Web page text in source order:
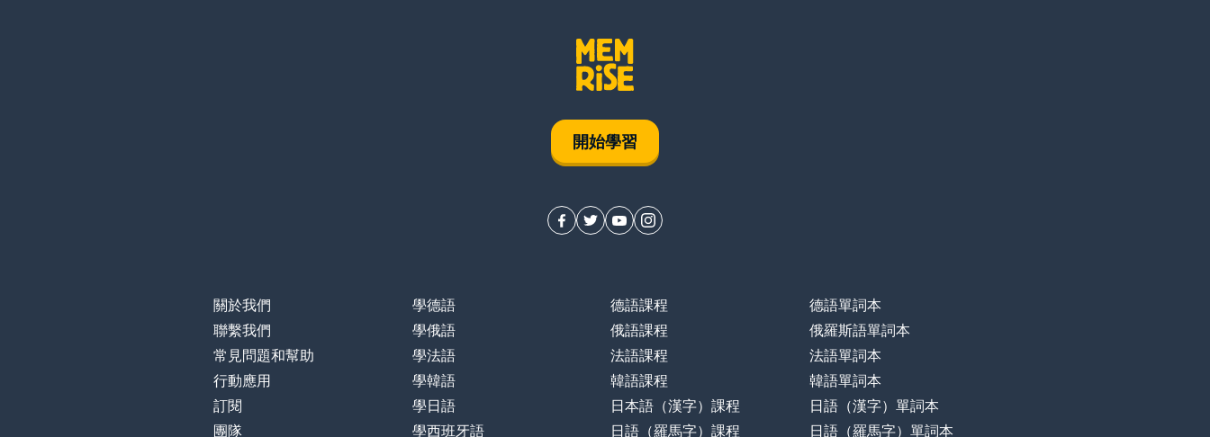
開始學習
關於我們
聯繫我們
常見問題和幫助
行動應用
訂閱
團隊
學德語
學俄語
學法語
學韓語
學日語
學西班牙語
德語課程
俄語課程
法語課程
韓語課程
日本語（漢字）課程
日語（羅馬字）課程
德語單詞本
俄羅斯語單詞本
法語單詞本
韓語單詞本
日語（漢字）單詞本
日語（羅馬字）單詞本